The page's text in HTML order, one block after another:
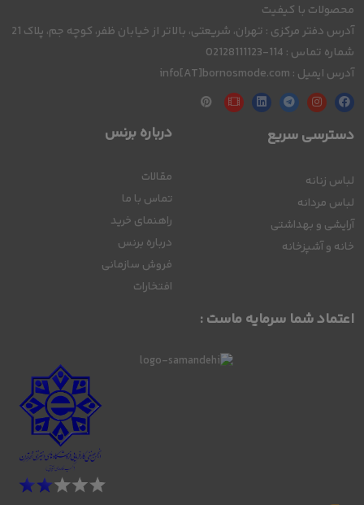
محصولات با کیفیت
آدرس دفتر مرکزی : تهران، شریعتی، بالاتر از خیابان ظفر، کوچه جم، پلاک 21
شماره تماس : 114-02128111123
آدرس ایمیل : info[AT]bornosmode.com
دسترسی سریع
لباس زنانه
لباس مردانه
آرایشی و بهداشتی
خانه و آشپزخانه
درباره برنس
مقالات
تماس با ما
راهنمای خرید
درباره برنس
فروش سازمانی
افتخارات
اعتماد شما سرمایه ماست :